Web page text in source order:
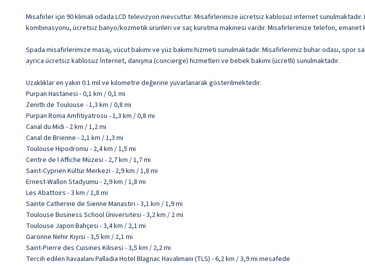
Misafirler için 90 klimalı odada LCD televizyon mevcuttur. Misafirlerimize ücretsiz kablosuz internet
kombinasyonu, ücretsiz banyo/kozmetik ürünleri ve saç kurutma makinesi vardır. Misafirlerimize telefon, emanet
Spada misafirlerimize masaj, vücut bakımı ve yüz bakımı hizmeti sunulmaktadır. Misafirlerimiz buhar odası,
ayrıca ücretsiz kablosuz İnternet, danışma (concierge) hizmetleri ve bebek bakımı (ücretli) sunulmaktadır.
Uzaklıklar en yakın 0.1 mil ve kilometre değerine yuvarlanarak gösterilmektedir.
Purpan Hastanesi - 0,1 km / 0,1 mi
Zenith de Toulouse - 1,3 km / 0,8 mi
Purpan Roma Amfitiyatrosu - 1,3 km / 0,8 mi
Canal du Midi - 2 km / 1,2 mi
Canal de Brienne - 2,1 km / 1,3 mi
Toulouse Hipodromu - 2,4 km / 1,5 mi
Centre de l Affiche Müzesi - 2,7 km / 1,7 mi
Saint-Cyprien Kültür Merkezi - 2,9 km / 1,8 mi
Ernest-Wallon Stadyumu - 2,9 km / 1,8 mi
Les Abattoirs - 3 km / 1,8 mi
Sainte Catherine de Sienne Manastırı - 3,1 km / 1,9 mi
Toulouse Business School Üniversitesi - 3,2 km / 2 mi
Toulouse Japon Bahçesi - 3,4 km / 2,1 mi
Garonne Nehir Kıyısı - 3,5 km / 2,1 mi
Saint-Pierre des Cuisines Kilisesi - 3,5 km / 2,2 mi
Tercih edilen havaalanı Palladia Hotel Blagnac Havalimanı (TLS) - 6,2 km / 3,9 mi mesafede